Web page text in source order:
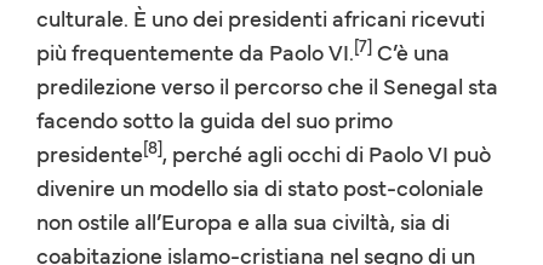
culturale. È uno dei presidenti africani ricevuti
più frequentemente da Paolo VI.[7] C’è una
predilezione verso il percorso che il Senegal sta
facendo sotto la guida del suo primo
presidente[8], perché agli occhi di Paolo VI può
divenire un modello sia di stato post-coloniale
non ostile all’Europa e alla sua civiltà, sia di
coabitazione islamo-cristiana nel segno di un